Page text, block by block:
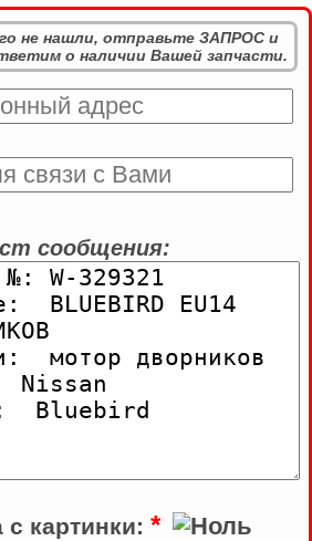
не нашли, отправьте ЗАПРОС и
о наличии Вашей запчасти.
сообщения:
картинки: *